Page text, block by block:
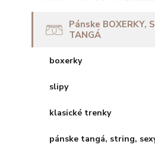
Pánske BOXERKY,
TANGÁ
boxerky
slipy
klasické trenky
pánske tangá, string,